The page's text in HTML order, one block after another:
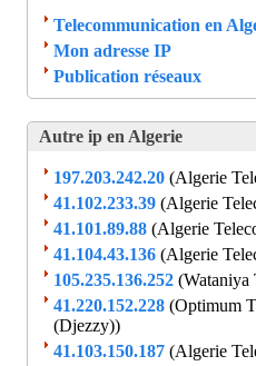
Telecommunication en
Mon adresse IP
Publication réseaux
Autre ip en Algerie
197.203.242.20 (Algerie
41.102.233.39 (Algerie
41.101.89.88 (Algerie
41.104.43.136 (Algerie
105.235.136.252 (Wataniya
41.220.152.228 (Optimum
(Djezzy))
41.103.150.187 (Algerie